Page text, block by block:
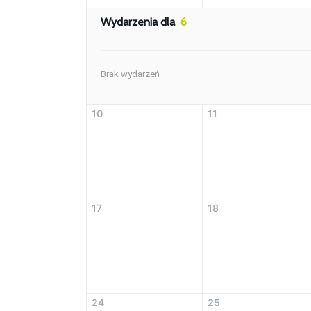
Wydarzenia dla 6
Brak wydarzeń
10 11
17 18
24 25